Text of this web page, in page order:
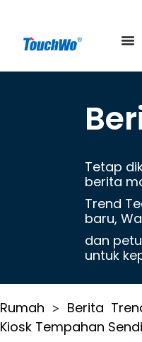
Tetap
berita
Trend
baru,
dan
untuk
Rumah > Berita
Kiosk Tempahan